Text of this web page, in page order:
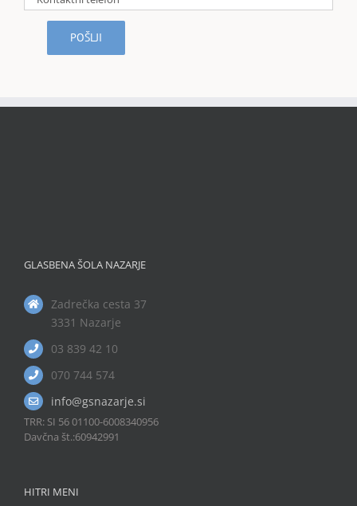
GLASBENA ŠOLA NAZARJE
Zadrečka cesta 37
3331 Nazarje
03 839 42 10
070 744 574
info@gsnazarje.si
TRR: SI 56 01100-6008340956
Davčna št.:60942991
HITRI MENI